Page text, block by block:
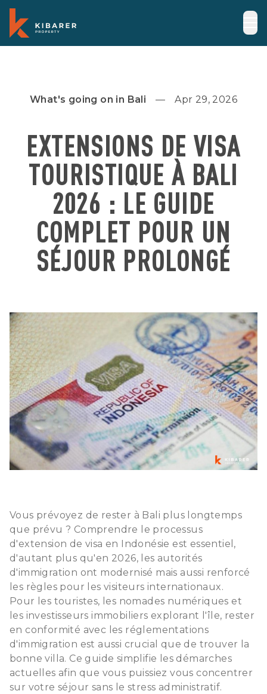
What's going on in Bali Apr 29, 2026
EXTENSIONS DE VISA
TOURISTIQUE À BALI
2026 : LE GUIDE
COMPLET POUR UN
SÉJOUR PROLONGÉ
Vous prévoyez de rester à Bali plus longtemps
que prévu ? Comprendre le processus
d'extension de visa en Indonésie est essentiel,
d'autant plus qu'en 2026, les autorités
d'immigration ont modernisé mais aussi renforcé
les règles pour les visiteurs internationaux.
Pour les touristes, les nomades numériques et
les investisseurs immobiliers explorant l'île, rester
en conformité avec les réglementations
d'immigration est aussi crucial que de trouver la
bonne villa. Ce guide simplifie les démarches
actuelles afin que vous puissiez vous concentrer
sur votre séjour sans le stress administratif.